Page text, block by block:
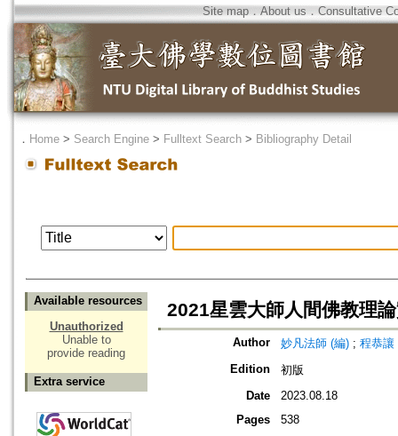
Site map．About us ． Consultative
． Home > Search Engine > Fulltext Search > Bibliography Detail
Available resources
Unauthorized
Unable to
provide reading
Extra service
2021星雲大師人間佛教理
Author 妙凡法師 (編) ; 程恭讓
Edition
初版
Date
2023.08.18
Pages
538